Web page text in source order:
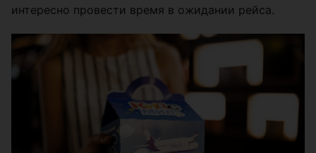
интересно провести время в ожидании рейса.